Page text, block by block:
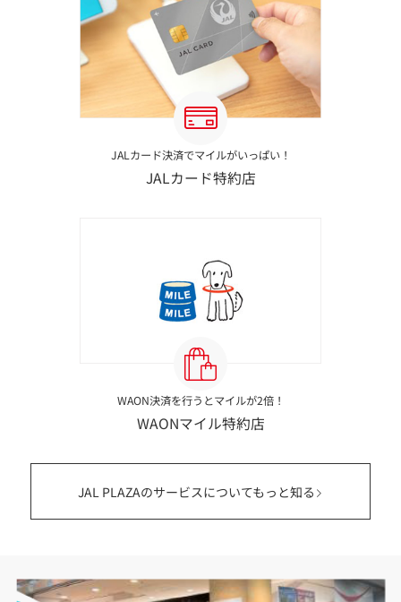
JALカード決済でマイルがいっぱい！
JALカード特約店
WAON決済を行うとマイルが2倍！
WAONマイル特約店
JAL PLAZAのサービスについてもっと知る